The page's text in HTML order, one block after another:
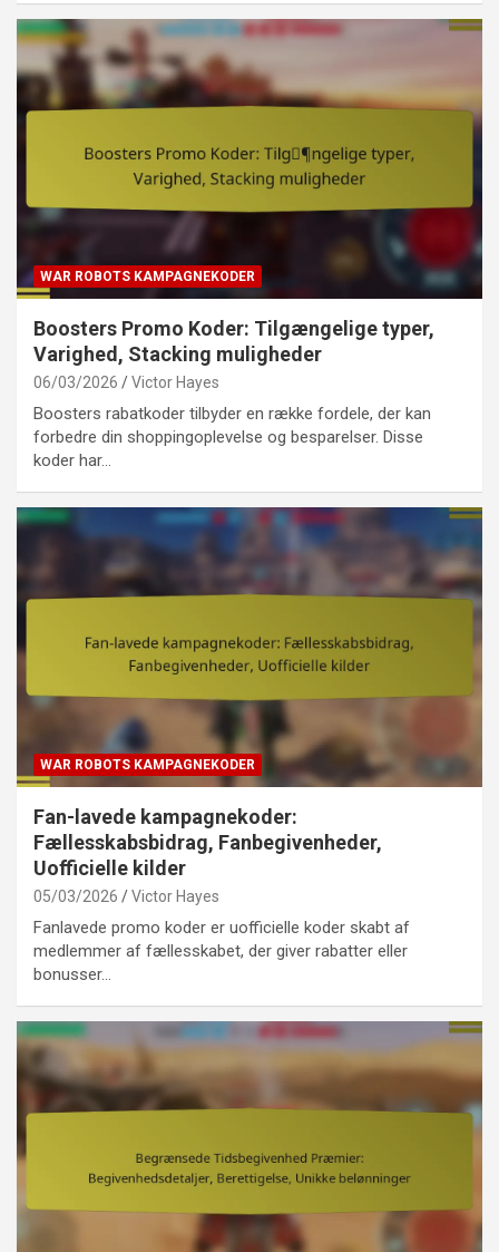
WAR ROBOTS KAMPAGNEKODER
Boosters Promo Koder: Tilgængelige typer,
Varighed, Stacking muligheder
06/03/2026 Victor Hayes
Boosters rabatkoder tilbyder en række fordele, der kan
forbedre din shoppingoplevelse og besparelser. Disse
koder har…
WAR ROBOTS KAMPAGNEKODER
Fan-lavede kampagnekoder:
Fællesskabsbidrag, Fanbegivenheder,
Uofficielle kilder
05/03/2026 Victor Hayes
Fanlavede promo koder er uofficielle koder skabt af
medlemmer af fællesskabet, der giver rabatter eller
bonusser…